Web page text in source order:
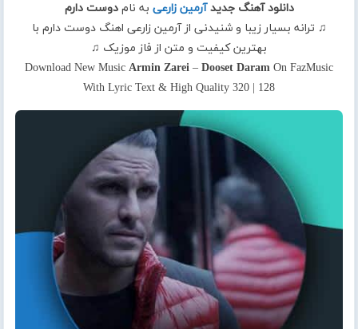
دانلود آهنگ جدید آرمین زارعی به نامدوست دارم
♫ ترانه بسیار زیبا و شنیدنی از آرمین زارعی اهنگ دوست دارم با
بهترین کیفیت و متن از فاز موزیک ♫
Download New Music Armin Zarei – Dooset Daram On FazMusic
With Lyric Text & High Quality 320 | 128